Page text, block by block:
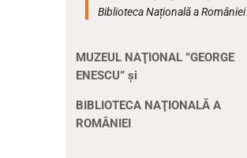
Biblioteca Națională a României
MUZEUL NAŢIONAL ”GEORGE
ENESCU” şi
BIBLIOTECA NAŢIONALĂ A
ROMÂNIEI